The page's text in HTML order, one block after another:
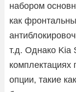
набором
как
т.д. Однако Kia
комплектациях
опции, такие